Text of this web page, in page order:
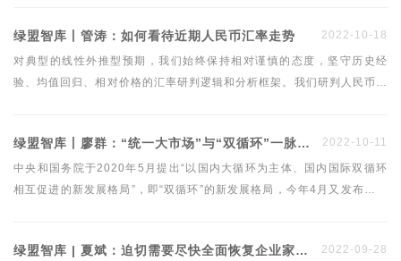
展战略任务加快推进，势必会对实体经济相关产业产生重大而深远的影
响，拓展中长期产业投资机遇。
绿盟智库丨管涛：如何看待近期人民币汇率走势 2022-10-18
对典型的线性外推型预期，我们始终保持相对谨慎的态度，坚守历史经
验、均值回归、相对价格的汇率研判逻辑和分析框架。我们研判人民币汇
外因素共同作用的结果。迄今为止，外汇市场经受住了人民币汇率宽幅震
荡的考验。
绿盟智库丨廖群：“统一大市场”与“双循环”一脉相承 2022-10-11
中央和国务院于2020年5月提出“以国内大循环为主体、国内国际双循环
相互促进的新发展格局”，即“双循环”的新发展格局，今年4月又发布《关
关键部件——市场流通机制的加速优化。
绿盟智库 | 夏斌：迫切需要尽快全面恢复企业家的信心 2022-09-28